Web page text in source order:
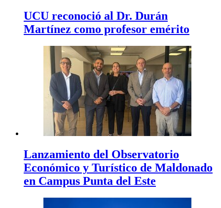
UCU reconoció al Dr. Durán
Martínez como profesor emérito
Lanzamiento del Observatorio
Económico y Turístico de Maldonado
en Campus Punta del Este